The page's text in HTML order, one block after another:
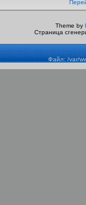
Theme by
Страница
Файл: /var/